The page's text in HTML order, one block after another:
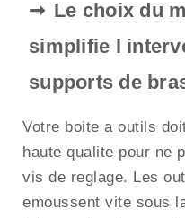
Le choix du
simplifie l
supports de
Votre boite a outils
haute qualite pour ne
vis de reglage. Les
emoussent vite sous